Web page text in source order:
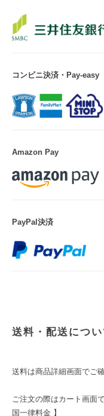
コンビニ決済・Pay-easy
Amazon Pay
PayPal決済
送料・配送につい
送料は商品詳細画面でご
ご注文の際はカート画面
国一律料金 】